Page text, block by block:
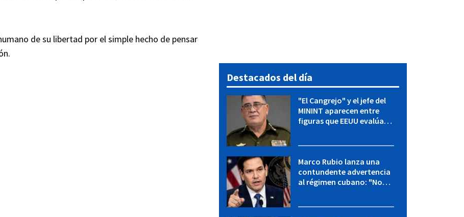
de su libertad por el simple hecho de pensar
Destacados del día
"El Cangrejo" y el jefe del
MININT aparecen entre
figuras que EEUU evalúa
Marco Rubio lanza una
contundente advertencia
al régimen cubano: "No